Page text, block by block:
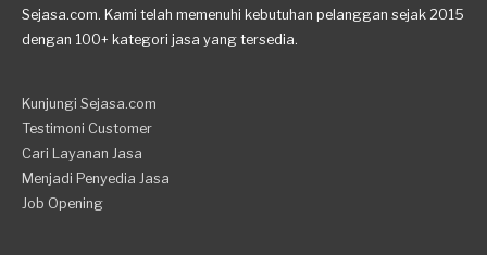
Sejasa.com. Kami telah memenuhi kebutuhan pelanggan sejak 2015
dengan 100+ kategori jasa yang tersedia.
Kunjungi Sejasa.com
Testimoni Customer
Cari Layanan Jasa
Menjadi Penyedia Jasa
Job Opening